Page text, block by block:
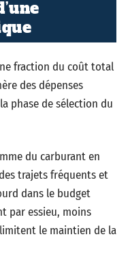
fraction du coût total
des dépenses
phase de sélection du
du carburant en
trajets fréquents et
dans le budget
par essieu, moins
le maintien de la